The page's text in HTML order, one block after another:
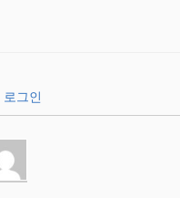
로그인